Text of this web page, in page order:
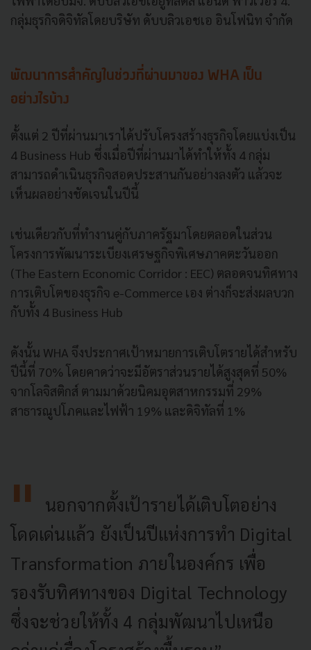
กลุ่มธุรกิจดิจิทัลโดยบริษัท ดับบลิวเอชเอ อินโฟนิท จำกัด
พัฒนาการสำคัญในช่วงที่ผ่านมาของ WHA เป็น
อย่างไรบ้าง
ตั้งแต่ 2 ปีที่ผ่านมาเราได้ปรับโครงสร้างธุรกิจโดยแบ่งเป็น
4 Business Hub ซึ่งเมื่อปีที่ผ่านมาได้ทำให้ทั้ง 4 กลุ่ม
สามารถดำเนินธุรกิจสอดประสานกันอย่างลงตัว แล้วจะ
เห็นผลอย่างชัดเจนในปีนี้
เช่นเดียวกับที่ทำงานคู่กับภาครัฐมาโดยตลอดในส่วน
โครงการพัฒนาระเบียงเศรษฐกิจพิเศษภาคตะวันออก
(The Eastern Economic Corridor : EEC) ตลอดจนทิศทาง
การเติบโตของธุรกิจ e-Commerce เอง ต่างก็จะส่งผลบวก
กับทั้ง 4 Business Hub
ดังนั้น WHA จึงประกาศเป้าหมายการเติบโตรายได้สำหรับ
ปีนี้ที่ 70% โดยคาดว่าจะมีอัตราส่วนรายได้สูงสุดที่ 50%
จากโลจิสติกส์ ตามมาด้วยนิคมอุตสาหกรรมที่ 29%
สาธารณูปโภคและไฟฟ้า 19% และดิจิทัลที่ 1%
นอกจากตั้งเป้ารายได้เติบโตอย่าง
โดดเด่นแล้ว ยังเป็นปีแห่งการทำ Digital
Transformation ภายในองค์กร เพื่อ
รองรับทิศทางของ Digital Technology
ซึ่งจะช่วยให้ทั้ง 4 กลุ่มพัฒนาไปเหนือ